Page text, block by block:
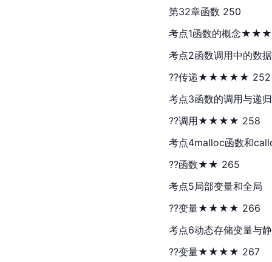
第32章函数 250
考点1函数的概念
考点2函数调用中的数据
??传递★★★★★ 252
考点3函数的调用与递归
??调用★★★★ 258
考点4malloc函数和
??函数★★ 265
考点5局部变量和全局
??变量★★★★ 266
考点6动态存储变量与
??变量★★★★ 267